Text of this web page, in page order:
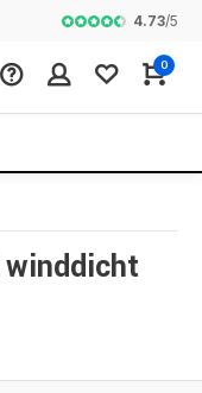
Komplette
4.73/5
0